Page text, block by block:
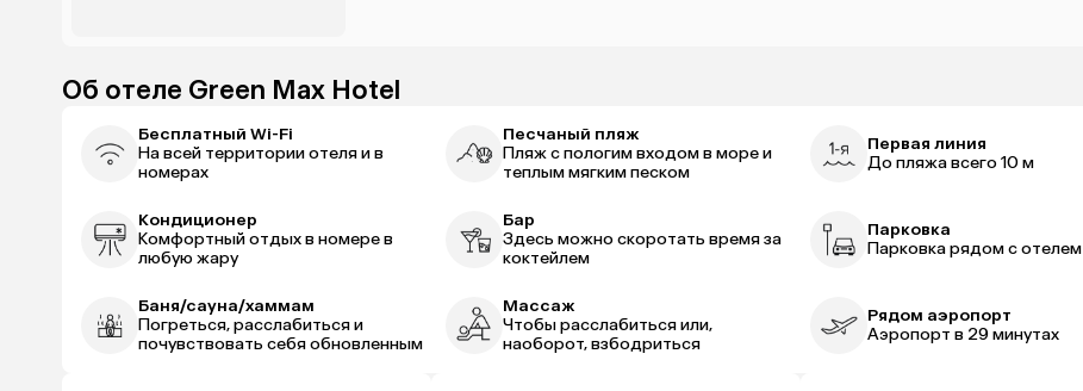
Об отеле Green Max Hotel
Бесплатный Wi-Fi
На всей территории отеля и в
номерах
Песчаный пляж
Пляж с пологим входом в море и
теплым мягким песком
Первая линия
До пляжа всего 10 м
Кондиционер
Комфортный отдых в номере в
любую жару
Бар
Здесь можно скоротать время за
коктейлем
Парковка
Парковка рядом с отелем
Баня/сауна/хаммам
Погреться, расслабиться и
почувствовать себя обновленным
Массаж
Чтобы расслабиться или,
наоборот, взбодриться
Рядом аэропорт
Аэропорт в 29 минутах